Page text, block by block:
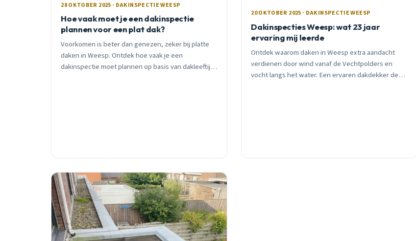
28 OKTOBER 2025 · DAKINSPECTIE WEESP
Hoe vaak moet je een dakinspectie
plannen voor een plat dak?
Voorkomen is beter dan genezen, zeker bij platte
daken in Weesp. Ontdek hoe vaak je een
dakinspectie moet plannen op basis van dakleeftijd,
20 OKTOBER 2025 · DAKINSPECTIE WEESP
Dakinspecties Weesp: wat 23 jaar
ervaring mij leerde
Ontdek waarom daken in Weesp extra aandacht
verdienen door wind vanaf de Vechtpolders en
vocht langs het water. Een ervaren dakdekker deelt